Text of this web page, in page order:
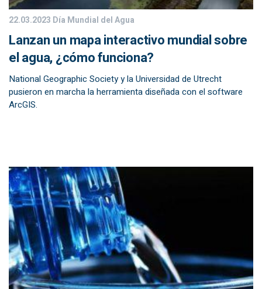
22.03.2023 Día Mundial del Agua
Lanzan un mapa interactivo mundial sobre
el agua, ¿cómo funciona?
National Geographic Society y la Universidad de Utrecht
pusieron en marcha la herramienta diseñada con el software
ArcGIS.